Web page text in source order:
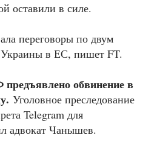
оставили в силе.
переговоры по двум
в ЕС, пишет FT.
обвинение в
Уголовное преследование
Telegram для
адвокат Чанышев.